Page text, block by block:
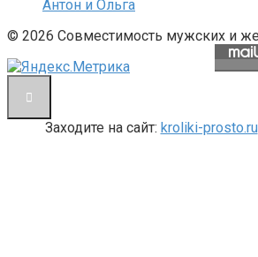
Антон и Ольга
© 2026 Совместимость мужских и
Заходите на сайт: kroliki-prosto.ru